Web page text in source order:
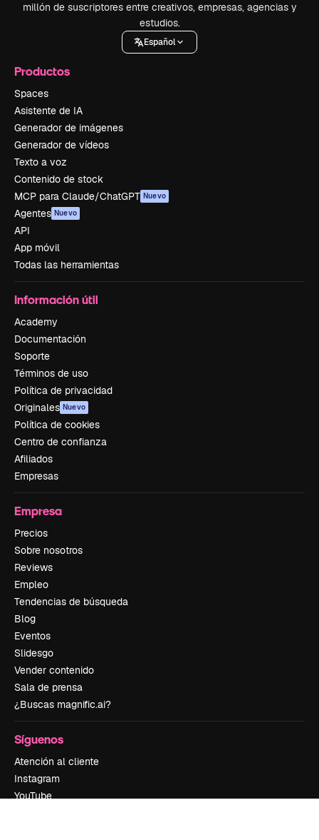
millón de suscriptores entre creativos, empresas, agencias y
estudios.
Español
Productos
Spaces
Asistente de IA
Generador de imágenes
Generador de vídeos
Texto a voz
Contenido de stock
MCP para Claude/ChatGPT Nuevo
Agentes Nuevo
API
App móvil
Todas las herramientas
Información útil
Academy
Documentación
Soporte
Términos de uso
Política de privacidad
Originales Nuevo
Política de cookies
Centro de confianza
Afiliados
Empresas
Empresa
Precios
Sobre nosotros
Reviews
Empleo
Tendencias de búsqueda
Blog
Eventos
Slidesgo
Vender contenido
Sala de prensa
¿Buscas magnific.ai?
Síguenos
Atención al cliente
Instagram
YouTube